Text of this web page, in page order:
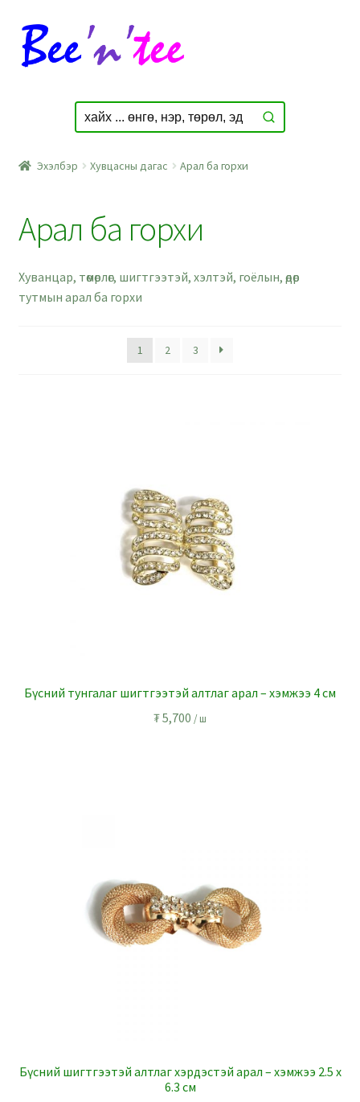
Skip
to
navigation
Skip
to
content
Эхэлбэр Хувцасны дагас Арал ба горхи
Арал ба горхи
Хуванцар, төмөрлөг, шигтгээтэй, хэлтэй, гоёлын, өдөр
тутмын арал ба горхи
1 2 3
Бүсний тунгалаг шигтгээтэй алтлаг арал – хэмжээ 4 см
₮5,700 / ш
Бүсний шигтгээтэй алтлаг хэрдэстэй арал – хэмжээ 2.5 x
6.3 см